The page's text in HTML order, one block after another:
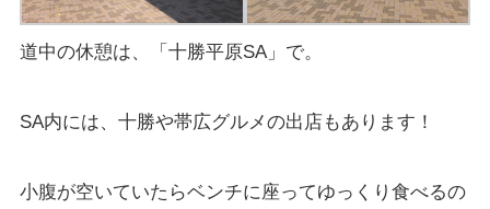
道中の休憩は、「十勝平原SA」で。
SA内には、十勝や帯広グルメの出店もあります！
小腹が空いていたらベンチに座ってゆっくり食べるの